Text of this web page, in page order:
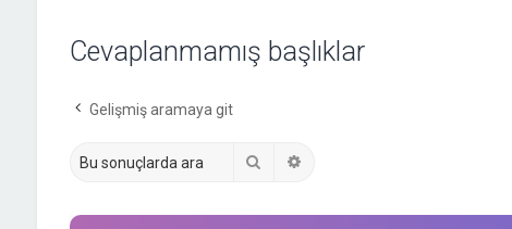
Cevaplanmamış başlıklar
Gelişmiş aramaya git